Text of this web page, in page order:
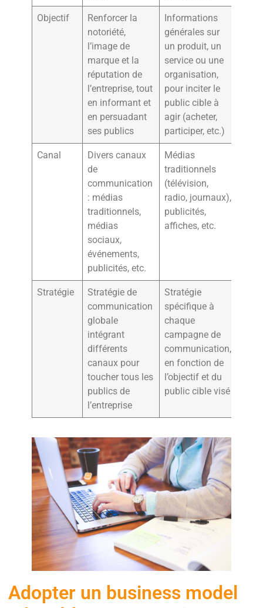
Objectif
Renforcer la
notoriété,
l’image de
marque et la
réputation de
l’entreprise, tout
en informant et
en persuadant
ses publics
Informations
générales sur
un produit, un
service ou une
organisation,
pour inciter le
public cible à
agir (acheter,
participer, etc.)
Canal
Divers canaux
de
communication
: médias
traditionnels,
médias
sociaux,
événements,
publicités, etc.
Médias
traditionnels
(télévision,
radio, journaux),
publicités,
affiches, etc.
Stratégie
Stratégie de
communication
globale
intégrant
différents
canaux pour
toucher tous les
publics de
l’entreprise
Stratégie
spécifique à
chaque
campagne de
communication,
en fonction de
l’objectif et du
public cible visé
Adopter un business model